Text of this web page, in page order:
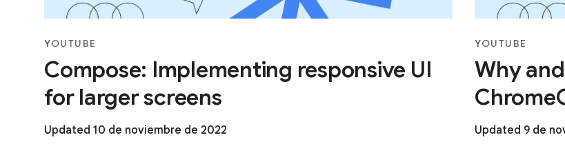
YOUTUBE
Compose: Implementing responsive UI
for larger screens
Updated 10 de noviembre de 2022
YOUTUBE
Why
Updated 9 de